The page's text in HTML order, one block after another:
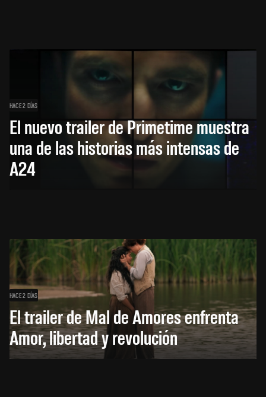
HACE 2 DÍAS
El nuevo trailer de Primetime muestra
una de las historias más intensas de
A24
HACE 2 DÍAS
El trailer de Mal de Amores enfrenta
Amor, libertad y revolución